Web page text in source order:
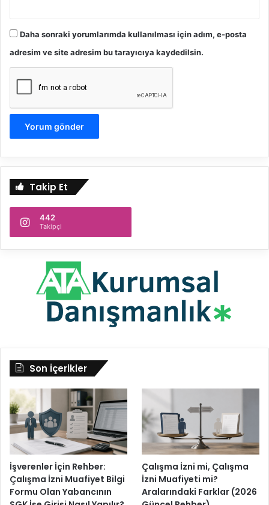
Daha sonraki yorumlarımda kullanılması için adım, e-posta
adresim ve site adresim bu tarayıcıya kaydedilsin.
Takip Et
442
Takipçi
Son İçerikler
İşverenler İçin Rehber:
Çalışma İzni Muafiyet Bilgi
Formu Olan Yabancının
Çalışma İzni mi, Çalışma
İzni Muafiyeti mi?
Aralarındaki Farklar (2026